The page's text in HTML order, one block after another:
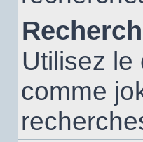
Utilisez le
comme